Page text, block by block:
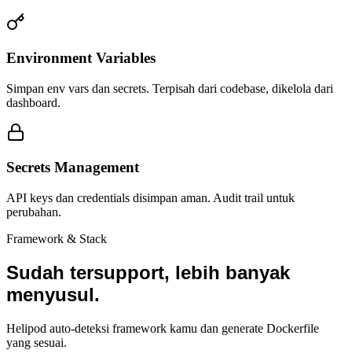
Environment Variables
Simpan env vars dan secrets. Terpisah dari codebase, dikelola dari
dashboard.
Secrets Management
API keys dan credentials disimpan aman. Audit trail untuk
perubahan.
Framework & Stack
Sudah tersupport, lebih banyak
menyusul.
Helipod auto-deteksi framework kamu dan generate Dockerfile
yang sesuai.